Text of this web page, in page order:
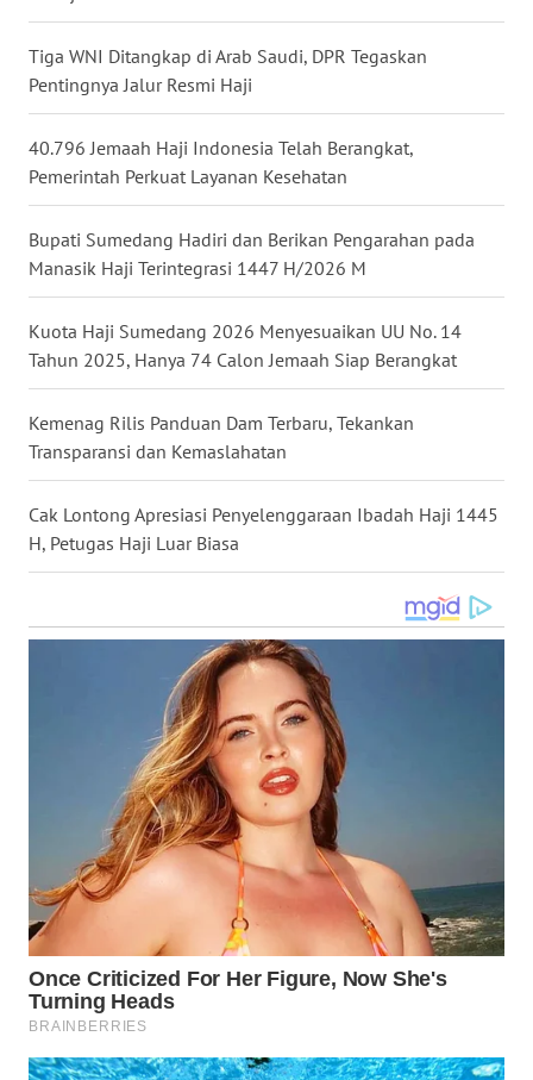
Tiga WNI Ditangkap di Arab Saudi, DPR Tegaskan
Pentingnya Jalur Resmi Haji
40.796 Jemaah Haji Indonesia Telah Berangkat,
Pemerintah Perkuat Layanan Kesehatan
Bupati Sumedang Hadiri dan Berikan Pengarahan pada
Manasik Haji Terintegrasi 1447 H/2026 M
Kuota Haji Sumedang 2026 Menyesuaikan UU No. 14
Tahun 2025, Hanya 74 Calon Jemaah Siap Berangkat
Kemenag Rilis Panduan Dam Terbaru, Tekankan
Transparansi dan Kemaslahatan
Cak Lontong Apresiasi Penyelenggaraan Ibadah Haji 1445
H, Petugas Haji Luar Biasa
WN
NUSANTARA
WN
JOGJA
WN
JATIM
WN
WN
WN
SULSEL
WN
GORONTALO
WN
SULUT